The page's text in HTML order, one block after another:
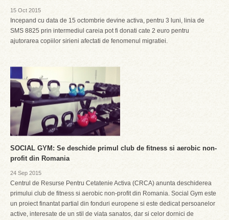
15 Oct 2015
Incepand cu data de 15 octombrie devine activa, pentru 3 luni, linia de
SMS 8825 prin intermediul careia pot fi donati cate 2 euro pentru
ajutorarea copiilor sirieni afectati de fenomenul migratiei.
SOCIAL GYM: Se deschide primul club de fitness si aerobic non-
profit din Romania
24 Sep 2015
Centrul de Resurse Pentru Cetatenie Activa (CRCA) anunta deschiderea
primului club de fitness si aerobic non-profit din Romania. Social Gym este
un proiect finantat partial din fonduri europene si este dedicat persoanelor
active, interesate de un stil de viata sanatos, dar si celor dornici de